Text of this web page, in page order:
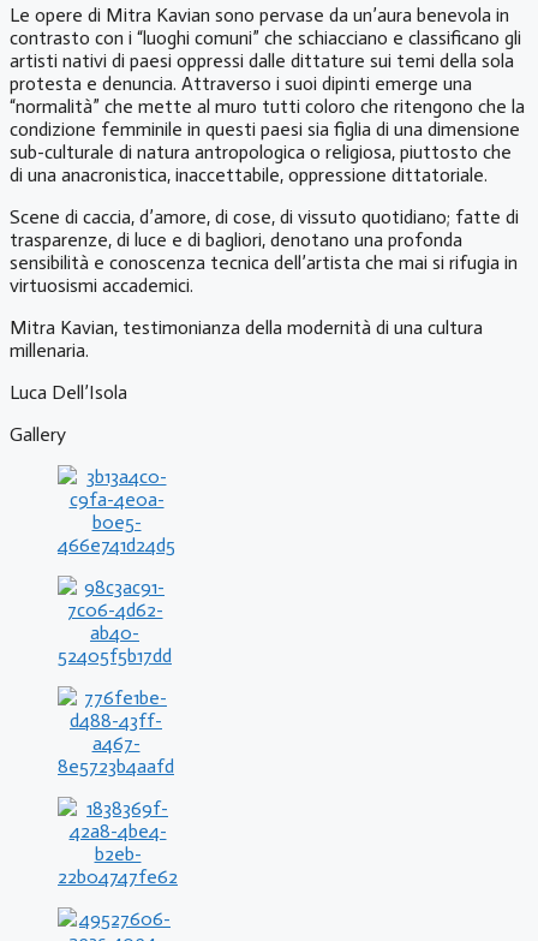
Le opere di Mitra Kavian sono pervase da un’aura benevola in
contrasto con i “luoghi comuni” che schiacciano e classificano gli
artisti nativi di paesi oppressi dalle dittature sui temi della sola
protesta e denuncia. Attraverso i suoi dipinti emerge una
“normalità” che mette al muro tutti coloro che ritengono che la
condizione femminile in questi paesi sia figlia di una dimensione
sub-culturale di natura antropologica o religiosa, piuttosto che
di una anacronistica, inaccettabile, oppressione dittatoriale.
Scene di caccia, d’amore, di cose, di vissuto quotidiano; fatte di
trasparenze, di luce e di bagliori, denotano una profonda
sensibilità e conoscenza tecnica dell’artista che mai si rifugia in
virtuosismi accademici.
Mitra Kavian, testimonianza della modernità di una cultura
millenaria.
Luca Dell’Isola
Gallery